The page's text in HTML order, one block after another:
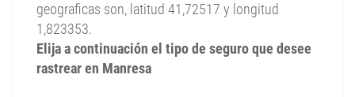
geograficas son, latitud 41,72517 y longitud
1,823353.
Elija a continuación el tipo de seguro que desee
rastrear en Manresa